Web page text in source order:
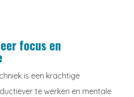
focus en
is een krachtige
te werken en mentale